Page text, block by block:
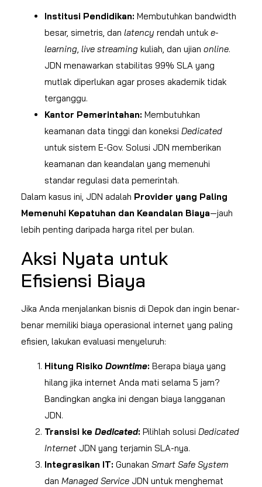
Institusi Pendidikan: Membutuhkan bandwidth
besar, simetris, dan latency rendah untuk e-
learning, live streamingkuliah, dan ujian online.
JDN menawarkan stabilitas 99% SLA yang
mutlak diperlukan agar proses akademik tidak
terganggu.
Kantor Pemerintahan: Membutuhkan
keamanan data tinggi dan koneksi Dedicated
untuk sistem E-Gov. Solusi JDN memberikan
keamanan dan keandalan yang memenuhi
standar regulasi data pemerintah.
Dalam kasus ini, JDN adalah Provider yang Paling
Memenuhi Kepatuhan dan Keandalan Biaya—jauh
lebih penting daripada harga ritel per bulan.
Aksi Nyata untuk
Efisiensi Biaya
Jika Anda menjalankan bisnis di Depok dan ingin benar-
benar memiliki biaya operasional internet yang paling
efisien, lakukan evaluasi menyeluruh:
Hitung Risiko Downtime: Berapa biaya yang
hilang jika internet Anda mati selama 5 jam?
Bandingkan angka ini dengan biaya langganan
JDN.
Transisi ke Dedicated: Pilihlah solusi Dedicated
InternetJDN yang terjamin SLA-nya.
Integrasikan IT: Gunakan Smart Safe System
dan Managed ServiceJDN untuk menghemat